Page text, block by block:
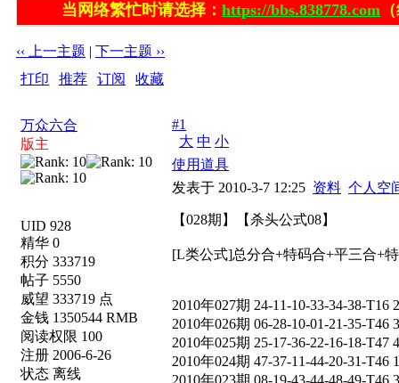
当网络繁忙时请选择： https://bbs.838778.com
‹‹ 上一主题 | 下一主题 ››
打印
推荐 订阅
收藏
万众六合
版主
UID 928
精华 0
积分 333719
帖子 5550
威望 333719 点
金钱 1350544 RMB
阅读权限 100
注册 2006-6-26
状态 离线
#1
大 中 小
使用道具
发表于 2010-3-7 12:25 资料 个人空
【028期】【杀头公式08】
[L类公式]总分合+特码合+平三合+
2010年027期 24-11-10-33-34-38-T16
2010年026期 06-28-10-01-21-35-T46
2010年025期 25-17-36-22-16-18-T47
2010年024期 47-37-11-44-20-31-T46
2010年023期 08-19-43-44-48-49-T46